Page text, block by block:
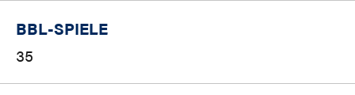
BBL-SPIELE
35